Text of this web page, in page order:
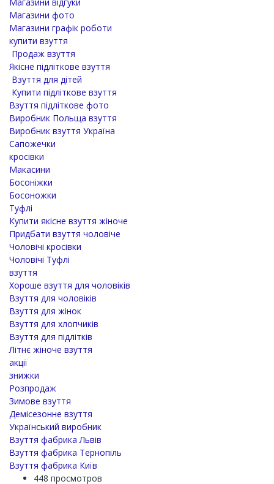
Магазини відгуки
Магазини фото
Магазини графік роботи
купити взуття
Продаж взуття
Якісне підліткове взуття
Взуття для дітей
Купити підліткове взуття
Взуття підліткове фото
Виробник Польща взуття
Виробник взуття Україна
Сапожечки
кросівки
Макасини
Босоніжки
Босоножки
Туфлі
Купити якісне взуття жіноче
Придбати взуття чоловіче
Чоловічі кросівки
Чоловічі Туфлі
взуття
Хороше взуття для чоловіків
Взуття для чоловіків
Взуття для жінок
Взуття для хлопчиків
Взуття для підлітків
Літнє жіноче взуття
акції
знижки
Розпродаж
Зимове взуття
Демісезонне взуття
Український виробник
Взуття фабрика Львів
Взуття фабрика Тернопіль
Взуття фабрика Київ
448 просмотров